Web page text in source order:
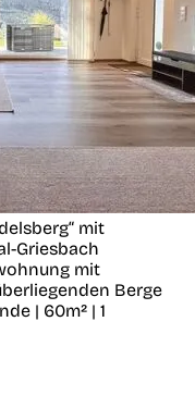
mit
Griesbach
mit
Berge
| 60m² | 1